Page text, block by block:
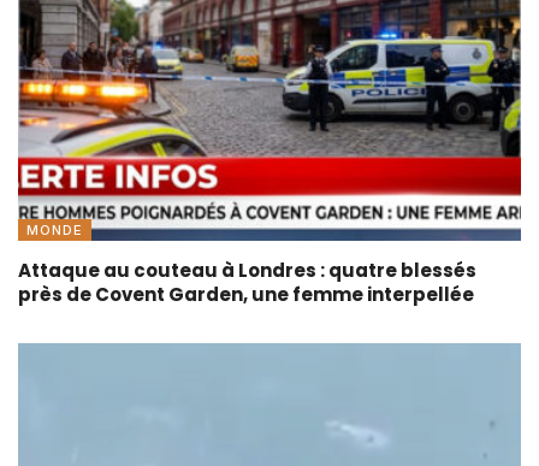
MONDE
Attaque au couteau à Londres : quatre blessés
près de Covent Garden, une femme interpellée